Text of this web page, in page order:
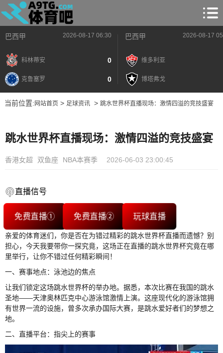
巴西甲 2026-08-17 06:30
科林蒂安 0
克鲁塞罗 0
巴西甲 2026-08-17
维多利亚
博塔弗戈
当前位置: 网站首页> 足球资讯> 跳水世界杯直播现场：激情四溢的竞技盛宴
跳水世界杯直播现场：激情四溢的竞技盛宴
香港女超 双鱼座 NBA本赛季 2026-06-03 23:00:45
直播信号
免费直播① 免费直播② 玩球直播
亲爱的体育迷们，你是否在为错过精彩的跳水世界杯直播而遗憾？别
担心，今天我要带你一探究竟，这场正在直播的跳水世界杯究竟在哪
里举行，让你不错过任何精彩瞬间！
一、赛事地点：泳池边的焦点
让我们锁定这场跳水世界杯的举办地。据悉，本次比赛在我国的跳水
圣地——天津奥林匹克中心游泳馆激情上演。这座现代化的游泳馆拥
有世界一流的设施，曾多次承办国际大赛，是跳水爱好者们的梦想之
地。
二、直播平台：指尖上的赛事